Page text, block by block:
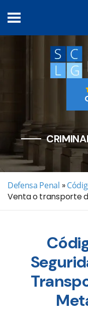
Defensa Penal »
Venta o transporte